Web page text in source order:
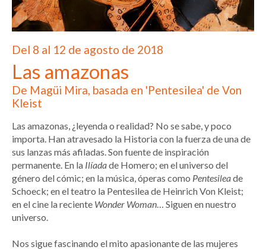
Del 8 al 12 de agosto de 2018
Las amazonas
De Magüi Mira, basada en 'Pentesilea' de Von
Kleist
Las amazonas, ¿leyenda o realidad? No se sabe, y poco
importa. Han atravesado la Historia con la fuerza de una de
sus lanzas más afiladas. Son fuente de inspiración
permanente. En la Ilíadade Homero; en el universo del
género del cómic; en la música, óperas como Pentesileade
Schoeck; en el teatro la Pentesilea de Heinrich Von Kleist;
en el cine la reciente Wonder Woman… Siguen en nuestro
universo.
Nos sigue fascinando el mito apasionante de las mujeres